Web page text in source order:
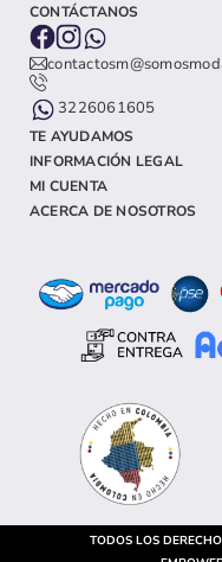
CONTÁCTANOS
3226061605
TE AYUDAMOS
INFORMACIÓN LEGAL
MI CUENTA
ACERCA DE NOSOTROS
TODOS LOS